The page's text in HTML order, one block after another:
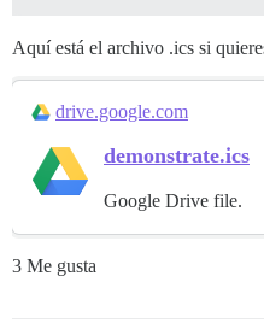
Aquí está el archivo .ics si
drive.google.com
demonstrate.ics
Google Drive file.
3 Me gusta